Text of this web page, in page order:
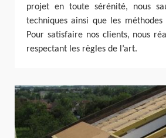
projet en toute sérénité, nous
techniques ainsi que les méthodes
Pour satisfaire nos clients, nous
respectant les règles de l’art.